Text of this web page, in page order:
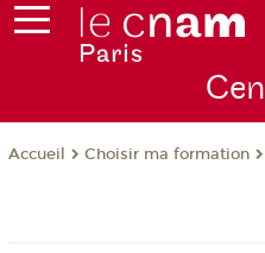
Accueil Choisir ma formation